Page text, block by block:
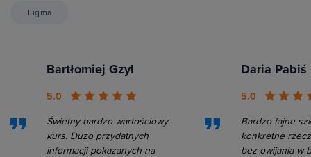
Figma
Bartłomiej Gzyl
5.0
Świetny bardzo wartościowy
kurs. Dużo przydatnych
informacji pokazanych na
Daria Pabiś
5.0
Bardzo fajne
konkretne
bez owijania w